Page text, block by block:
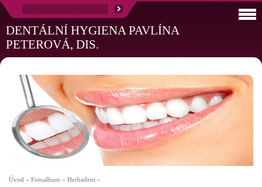
DENTÁLNÍ HYGIENA PAVLÍNA
PETEROVÁ, DIS.
Úvod » Fotoalbum » Herbadent »